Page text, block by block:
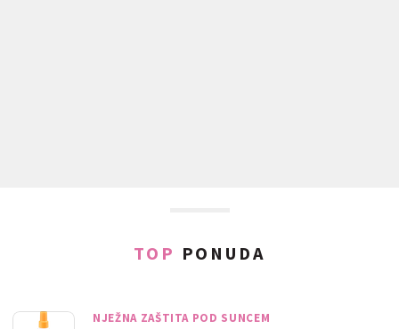
TOP PONUDA
NJEŽNA ZAŠTITA POD SUNCEM